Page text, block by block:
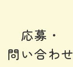
応募・
問い合わせ